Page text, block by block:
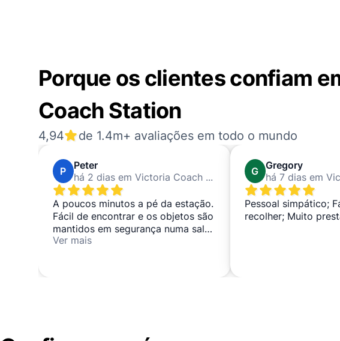
Porque os clientes confiam
Coach Station
4,94 de 1.4m+ avaliações em todo o mundo
P
Peter
há 2 dias em Victoria Coach Station
A poucos minutos a pé da estação.
Fácil de encontrar e os objetos são
mantidos em segurança numa sala
fechada à chave. A recolha
Ver mais
G Gregory
Pessoal simpático;
recolher; Muito